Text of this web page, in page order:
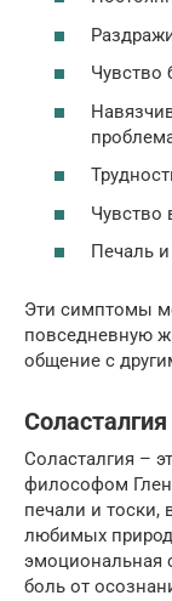
Чувство
Чувство
Печаль
Эти симптомы
повседневную
общение с
Соласталгия
Соласталгия –
философом
печали и тоски,
любимых
эмоциональная
боль от